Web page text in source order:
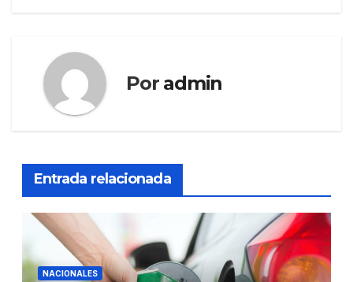
Por admin
Entrada relacionada
NACIONALES